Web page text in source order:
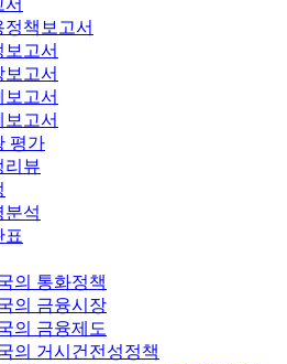
서
정책보고서
보고서
보고서
보고서
보고서
평가
리뷰
분석
표
의 통화정책
의 금융시장
의 금융제도
의 거시건전성정책